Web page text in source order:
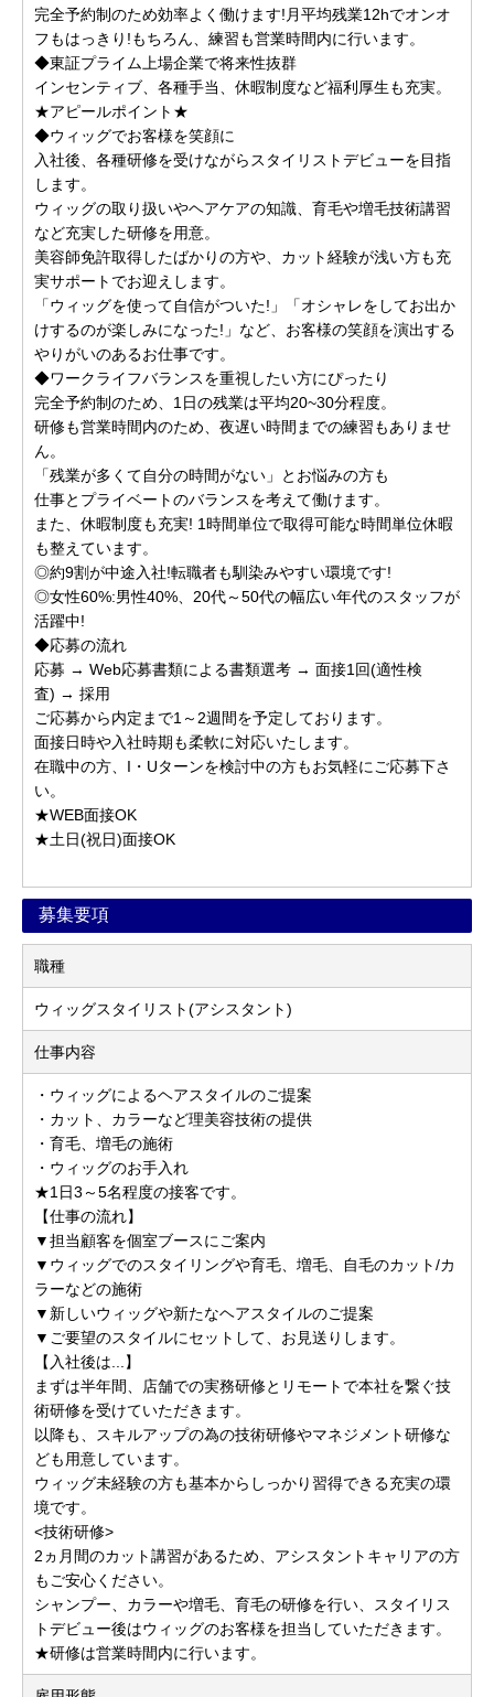
完全予約制のため効率よく働けます!月平均残業12hでオンオ
フもはっきり!もちろん、練習も営業時間内に行います。
◆東証プライム上場企業で将来性抜群
インセンティブ、各種手当、休暇制度など福利厚生も充実。
★アピールポイント★
◆ウィッグでお客様を笑顔に
入社後、各種研修を受けながらスタイリストデビューを目指
します。
ウィッグの取り扱いやヘアケアの知識、育毛や増毛技術講習
など充実した研修を用意。
美容師免許取得したばかりの方や、カット経験が浅い方も充
実サポートでお迎えします。
「ウィッグを使って自信がついた!」「オシャレをしてお出か
けするのが楽しみになった!」など、お客様の笑顔を演出する
やりがいのあるお仕事です。
◆ワークライフバランスを重視したい方にぴったり
完全予約制のため、1日の残業は平均20~30分程度。
研修も営業時間内のため、夜遅い時間までの練習もありませ
ん。
「残業が多くて自分の時間がない」とお悩みの方も
仕事とプライベートのバランスを考えて働けます。
また、休暇制度も充実! 1時間単位で取得可能な時間単位休暇
も整えています。
◎約9割が中途入社!転職者も馴染みやすい環境です!
◎女性60%:男性40%、20代～50代の幅広い年代のスタッフが
活躍中!
◆応募の流れ
応募 → Web応募書類による書類選考 → 面接1回(適性検
査) → 採用
ご応募から内定まで1～2週間を予定しております。
面接日時や入社時期も柔軟に対応いたします。
在職中の方、I・Uターンを検討中の方もお気軽にご応募下さ
い。
★WEB面接OK
★土日(祝日)面接OK
募集要項
職種
ウィッグスタイリスト(アシスタント)
仕事内容
・ウィッグによるヘアスタイルのご提案
・カット、カラーなど理美容技術の提供
・育毛、増毛の施術
・ウィッグのお手入れ
★1日3～5名程度の接客です。
【仕事の流れ】
▼担当顧客を個室ブースにご案内
▼ウィッグでのスタイリングや育毛、増毛、自毛のカット/カ
ラーなどの施術
▼新しいウィッグや新たなヘアスタイルのご提案
▼ご要望のスタイルにセットして、お見送りします。
【入社後は...】
まずは半年間、店舗での実務研修とリモートで本社を繋ぐ技
術研修を受けていただきます。
以降も、スキルアップの為の技術研修やマネジメント研修な
ども用意しています。
ウィッグ未経験の方も基本からしっかり習得できる充実の環
境です。
<技術研修>
2ヵ月間のカット講習があるため、アシスタントキャリアの方
もご安心ください。
シャンプー、カラーや増毛、育毛の研修を行い、スタイリス
トデビュー後はウィッグのお客様を担当していただきます。
★研修は営業時間内に行います。